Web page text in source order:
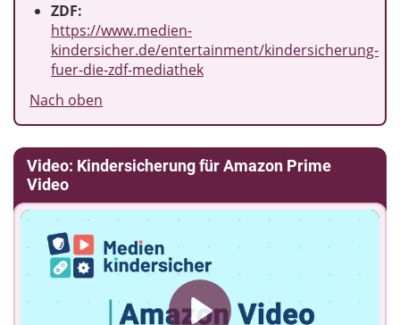
ZDF:
https://www.medien-
kindersicher.de/entertainment/kindersicherung-
fuer-die-zdf-mediathek
Nach oben
Video: Kindersicherung für Amazon Prime
Video